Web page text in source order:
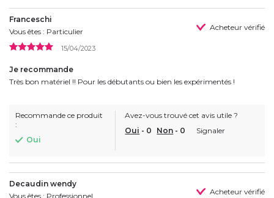
Franceschi
Vous êtes : Particulier
Acheteur vérifié
15/04/2023
Je recommande
Très bon matériel !! Pour les débutants ou bien les expérimentés !
Recommande ce produit
:
Oui
Avez-vous trouvé cet avis utile ?
Oui - 0 Non - 0 Signaler
Decaudin wendy
Vous êtes : Professionnel
Acheteur vérifié